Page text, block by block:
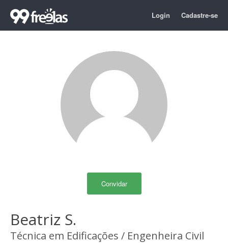
Login Cadastre-se
Convidar
Beatriz S.
Técnica em Edificações / Engenheira Civil